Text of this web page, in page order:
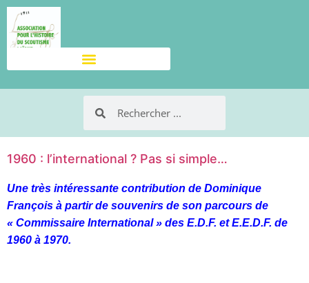
1960 : l’international ? Pas si simple…
Une très intéressante contribution de Dominique
François à partir de souvenirs de son parcours de
« Commissaire International » des E.D.F. et E.E.D.F. de
1960 à 1970.